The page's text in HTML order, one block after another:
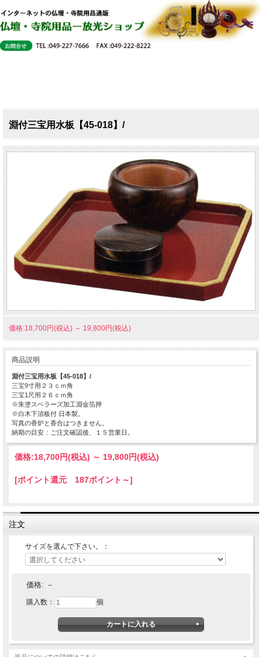
淵付三宝用水板【45-018】/
価格:18,700円(税込) ～ 19,800円(税込)
商品説明
淵付三宝用水板【45-018】/
三宝9寸用２３ｃｍ角
三宝1尺用２６ｃｍ角
※朱塗スベラーズ加工淵金箔押
※白木下須板付 日本製。
写真の香炉と香合はつきません。
納期の目安：ご注文確認後、１５営業日。
価格:18,700円(税込) ～ 19,800円(税込)
[ポイント還元 187ポイント～]
注文
サイズを選んで下さい。：
価格: －
購入数： 個